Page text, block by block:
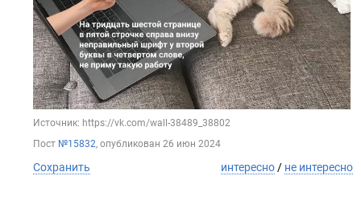
Источник: https://vk.com/wall-38489_38802
Пост №15832, опубликован 26 июн 2024
Сохранить интересно/ не интересно